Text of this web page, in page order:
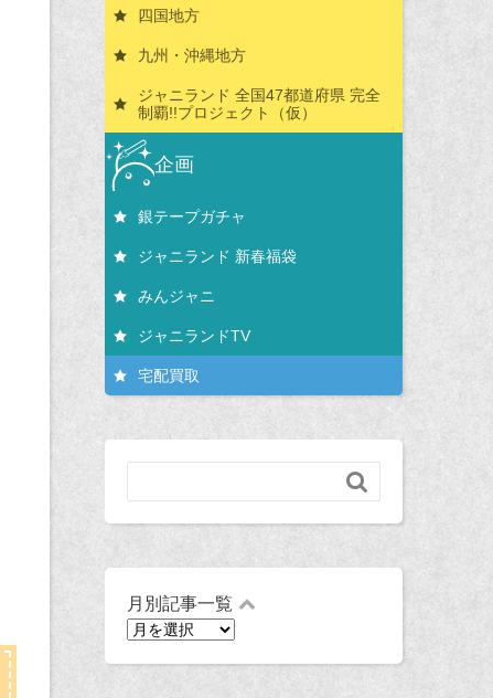
四国地方
九州・沖縄地方
ジャニランド 全国47都道府県 完全
制覇!!プロジェクト（仮）
企画
銀テープガチャ
ジャニランド 新春福袋
みんジャニ
ジャニランドTV
宅配買取

月別記事一覧
月